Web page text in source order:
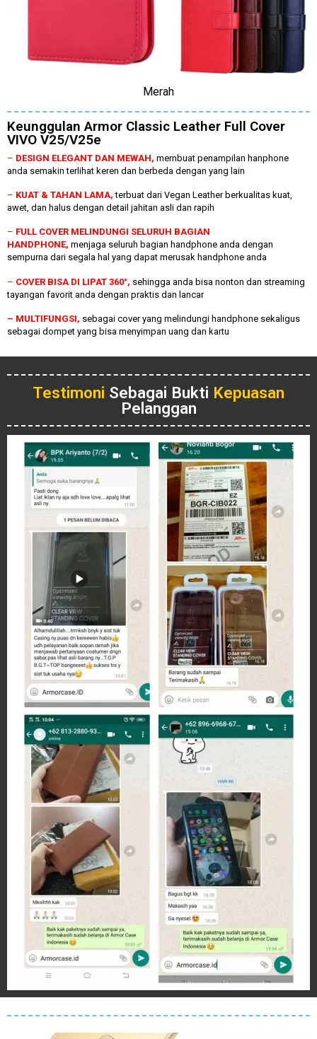
Merah
Keunggulan Armor Classic Leather Full Cover
VIVO V25/V25e
– DESIGN ELEGANT DAN MEWAH, membuat penampilan hanphone
anda semakin terlihat keren dan berbeda dengan yang lain
– KUAT & TAHAN LAMA,terbuat dari Vegan Leather berkualitas kuat,
awet, dan halus dengan detail jahitan asli dan rapih
– FULL COVER MELINDUNGI SELURUH BAGIAN
HANDPHONE, menjaga seluruh bagian handphone anda dengan
sempurna dari segala hal yang dapat merusak handphone anda
– COVER BISA DI LIPAT 360°, sehingga anda bisa nonton dan streaming
tayangan favorit anda dengan praktis dan lancar
– MULTIFUNGSI, sebagai cover yang melindungi handphone sekaligus
sebagai dompet yang bisa menyimpan uang dan kartu
Testimoni Sebagai Bukti Kepuasan
Pelanggan